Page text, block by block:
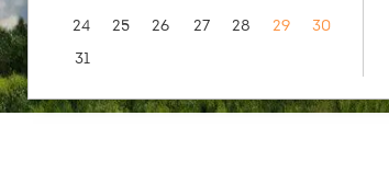
24
25 26 27 28 29
30
31